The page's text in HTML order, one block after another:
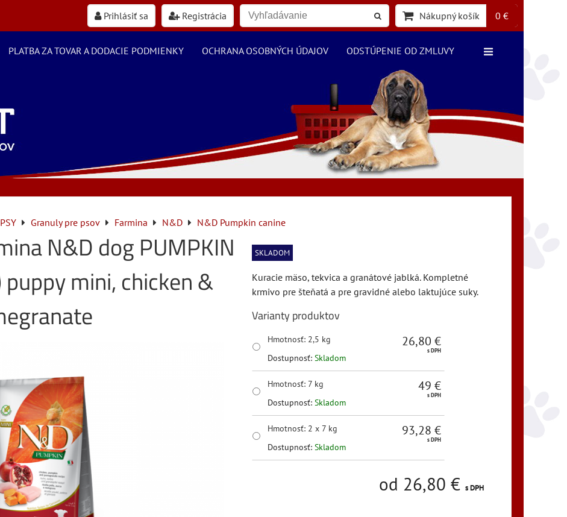
Prihlásiť sa Registrácia Nákupný košík 0 €
PLATBA ZA TOVAR A DODACIE PODMIENKY OCHRANA OSOBNÝCH ÚDAJOV ODSTÚPENIE OD ZMLUVY
PSY Granuly pre psov Farmina N&D N&D Pumpkin canine
N&D dog PUMPKIN
puppy mini, chicken &
SKLADOM
Kuracie mäso, tekvica a granátové jablká. Kompletné
krmivo pre šteňatá a pre gravidné alebo laktujúce suky.
Varianty produktov
Hmotnosť: 2,5 kg
Dostupnosť: Skladom
26,80 €
s DPH
Hmotnosť: 7 kg
Dostupnosť: Skladom
49 €
s DPH
Hmotnosť: 2 x 7 kg
Dostupnosť: Skladom
93,28 €
s DPH
od 26,80 € s DPH